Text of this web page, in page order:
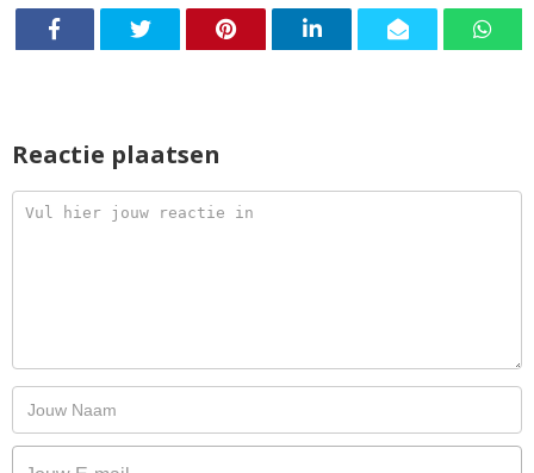
Reactie plaatsen